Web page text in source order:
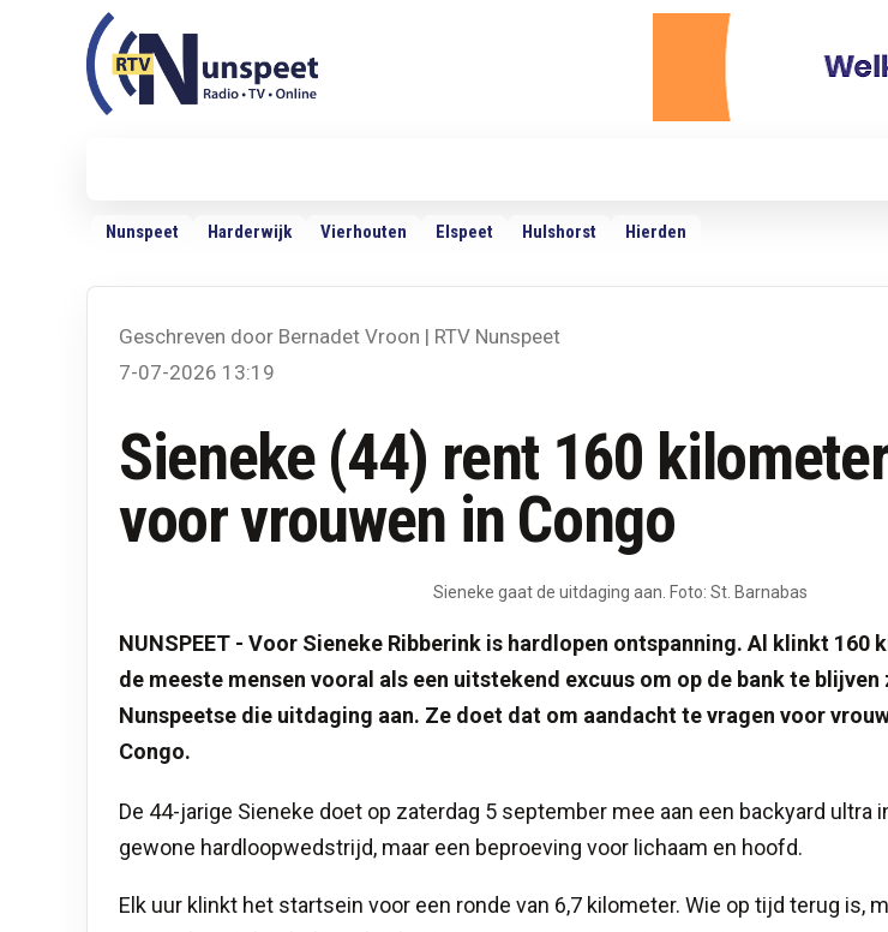
RTV Nunspeet
RTV Nunspeet
Nunspeet Harderwijk Vierhouten Elspeet Hulshorst Hierden
Geschreven door Bernadet Vroon | RTV Nunspeet
7-07-2026 13:19
Sieneke (44) rent 160
voor vrouwen in Congo
Sieneke gaat de uitdaging aan. Foto: St. Barnabas
NUNSPEET - Voor Sieneke Ribberink is hardlopen ontspanning. Al klinkt 160
de meeste mensen vooral als een uitstekend excuus om op de bank te
Nunspeetse die uitdaging aan. Ze doet dat om aandacht te vragen voor
Congo.
De 44-jarige Sieneke doet op zaterdag 5 september mee aan een backyard ultra
gewone hardloopwedstrijd, maar een beproeving voor lichaam en hoofd.
Elk uur klinkt het startsein voor een ronde van 6,7 kilometer. Wie op tijd terug is,